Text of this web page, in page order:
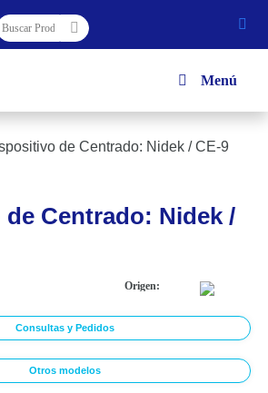
Menú
de Centrado: Nidek / CE-9
Centrado: Nidek /
Origen:
Consultas y Pedidos
Otros modelos